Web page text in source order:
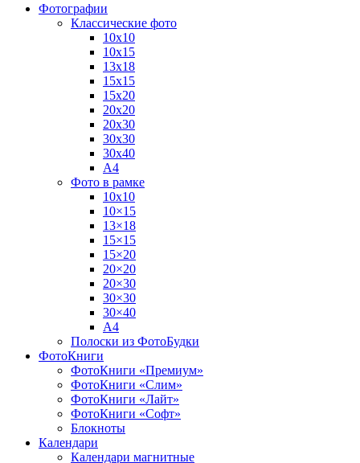
Фотографии
Классические фото
10х10
10х15
13х18
15х15
15х20
20х20
20х30
30х30
30х40
А4
Фото в рамке
10х10
10×15
13×18
15×15
15×20
20×20
20×30
30×30
30×40
A4
Полоски из ФотоБудки
ФотоКниги
ФотоКниги «Премиум»
ФотоКниги «Слим»
ФотоКниги «Лайт»
ФотоКниги «Софт»
Блокноты
Календари
Календари магнитные